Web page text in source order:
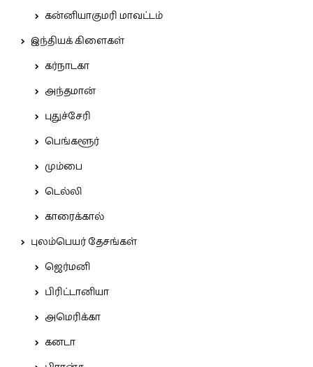
கன்னியாகுமரி மாவட்டம்
இந்தியக் கிளைகள்
கர்நாடகா
அந்தமான்
புதுச்சேரி
பெங்களூர்
மும்பை
டெல்லி
காரைக்கால்
புலம்பெயர் தேசங்கள்
ஜெர்மனி
பிரிட்டானியா
அமெரிக்கா
கனடா